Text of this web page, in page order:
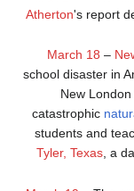
Atherton's report
March 18 –
school disaster in
New
catastrophic
students and
Tyler, Texas, a